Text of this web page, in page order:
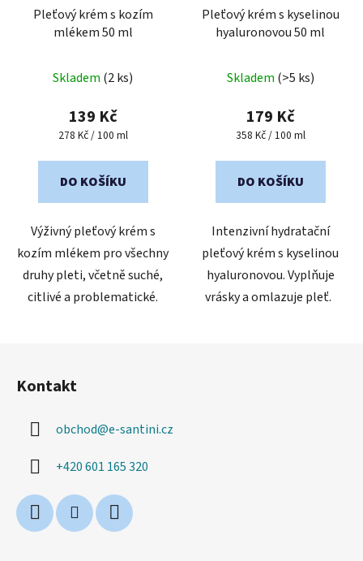
Pleťový krém s kozím
mlékem 50 ml
Skladem (2 ks)
139 Kč
Měrná
278 Kč / 100 ml
DO KOŠÍKU
Výživný pleťový krém s
kozím mlékem pro všechny
druhy pleti, včetně suché,
citlivé a problematické.
Pleťový krém s kyselinou
hyaluronovou 50 ml
hodnocení
produktu
je
z
Skladem (>5 ks)
179 Kč
Měrná
358 Kč / 100 ml
DO KOŠÍKU
Intenzivní hydratační
pleťový krém s kyselinou
hyaluronovou. Vyplňuje
vrásky a omlazuje pleť.
Kontakt
obchod@e-santini.cz
+420 601 165 320